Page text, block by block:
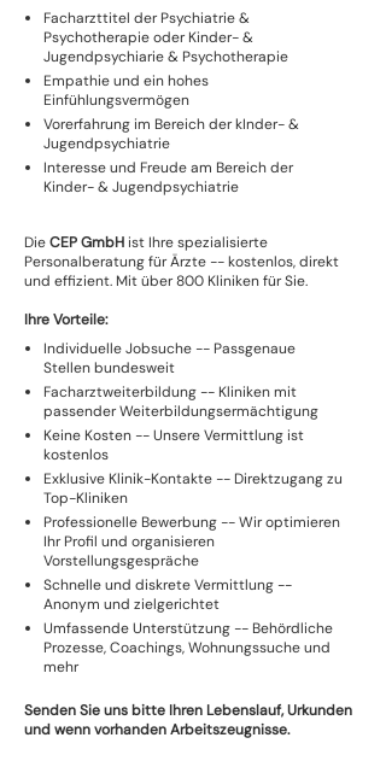
Facharzttitel der Psychiatrie &
Psychotherapie oder Kinder- &
Jugendpsychiarie & Psychotherapie
Empathie und ein hohes
Einfühlungsvermögen
Vorerfahrung im Bereich der kInder- &
Jugendpsychiatrie
Interesse und Freude am Bereich der
Kinder- & Jugendpsychiatrie
DieCEP GmbH ist Ihre spezialisierte
Personalberatung für Ärzte -- kostenlos, direkt
und effizient. Mit über 800 Kliniken für Sie.
Ihre Vorteile:
Individuelle Jobsuche -- Passgenaue
Stellen bundesweit
Facharztweiterbildung -- Kliniken mit
passender Weiterbildungsermächtigung
Keine Kosten -- Unsere Vermittlung ist
kostenlos
Exklusive Klinik-Kontakte -- Direktzugang zu
Top-Kliniken
Professionelle Bewerbung -- Wir optimieren
Ihr Profil und organisieren
Vorstellungsgespräche
Schnelle und diskrete Vermittlung --
Anonym und zielgerichtet
Umfassende Unterstützung -- Behördliche
Prozesse, Coachings, Wohnungssuche und
mehr
Senden Sie uns bitte Ihren Lebenslauf, Urkunden
und wenn vorhanden Arbeitszeugnisse.